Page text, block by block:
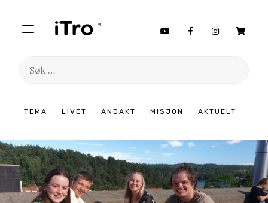
TEMA LIVET ANDAKT MISJON AKTUELT
Søk
innhold